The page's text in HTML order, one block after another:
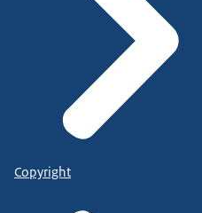
Copyright